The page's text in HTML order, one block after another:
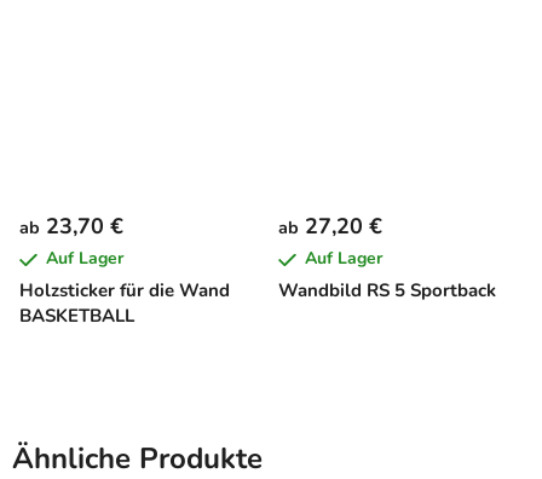
Holzsticker für die Wand
BASKETBALL
ab 23,70 €
Auf Lager
Wandbild RS 5 Sportback
ab 27,20 €
Auf Lager
Ähnliche Produkte